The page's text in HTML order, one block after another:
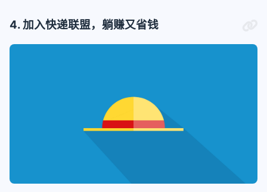
4. 加入快递联盟，躺赚又省钱